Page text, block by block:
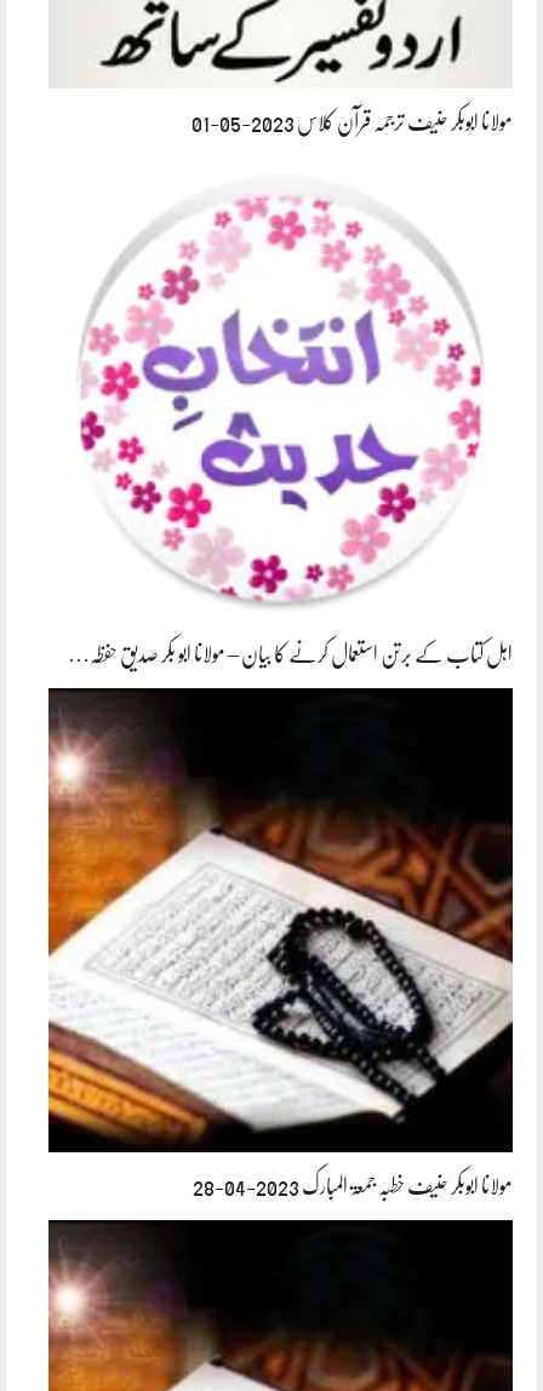
مولانا ابوبکر حنیف ترجمہ قرآن کلاس 2023-05-01
اہل کتاب کے برتن استعمال کرنے کا بیان – مولانا ابو بکر صدیق حفظہ…
مولانا ابوبکر حنیف خطبہ جمعۃ المبارک 2023-04-28